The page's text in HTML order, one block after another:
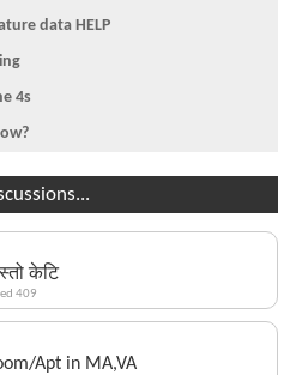
data HELP
4s
केटि
409
Apt in MA,VA